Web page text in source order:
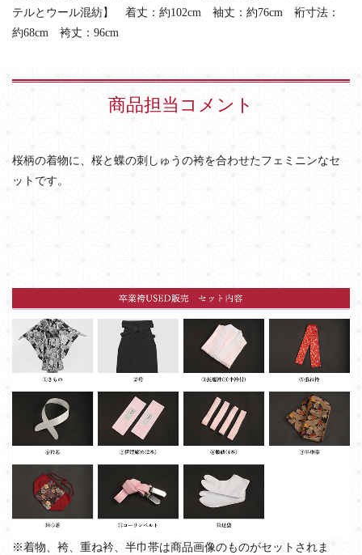
テルとウール混紡】 着丈：約102cm 袖丈：約76cm 裄寸法：
約68cm 袴丈：96cm
商品担当コメント
桜柄の着物に、桜と蝶の刺しゅうの袴を合わせたフェミニンなセ
ットです。
※着物、袴、重ね衿、半巾帯は商品画像のものがセットされま